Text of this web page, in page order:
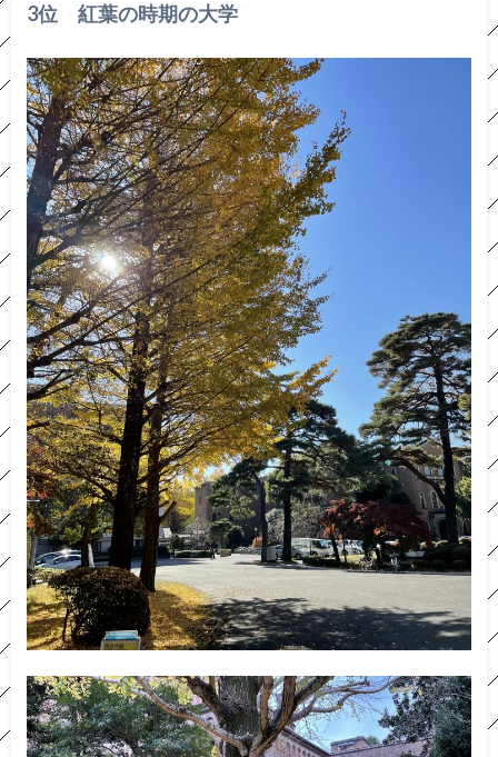
3位 紅葉の時期の大学